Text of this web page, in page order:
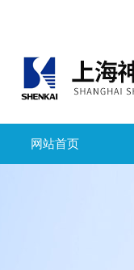
网站首页